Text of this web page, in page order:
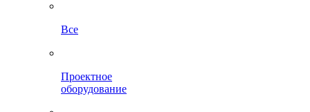
Все
Проектное
оборудование